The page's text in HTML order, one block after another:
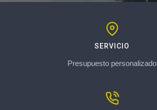
SERVICIO
Presupuesto personalizado